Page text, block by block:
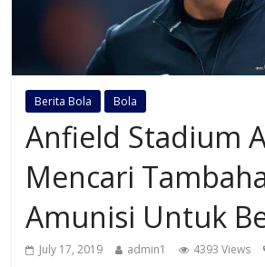
Berita Bola Bola
Anfield Stadium
Mencari
Amunisi Untuk
July 17, 2019 admin1 4393 Views